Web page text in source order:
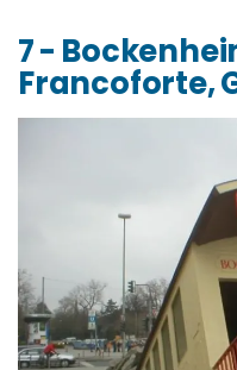
7 -
Francoforte,